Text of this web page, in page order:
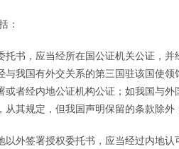
：
托书，应当经所在国公证机关公证，
我国有外交关系的第三国驻该国使
者经内地公证机构公证；如我国与
其规定，但我国声明保留的条款除外
以外签署授权委托书，应当经过内地